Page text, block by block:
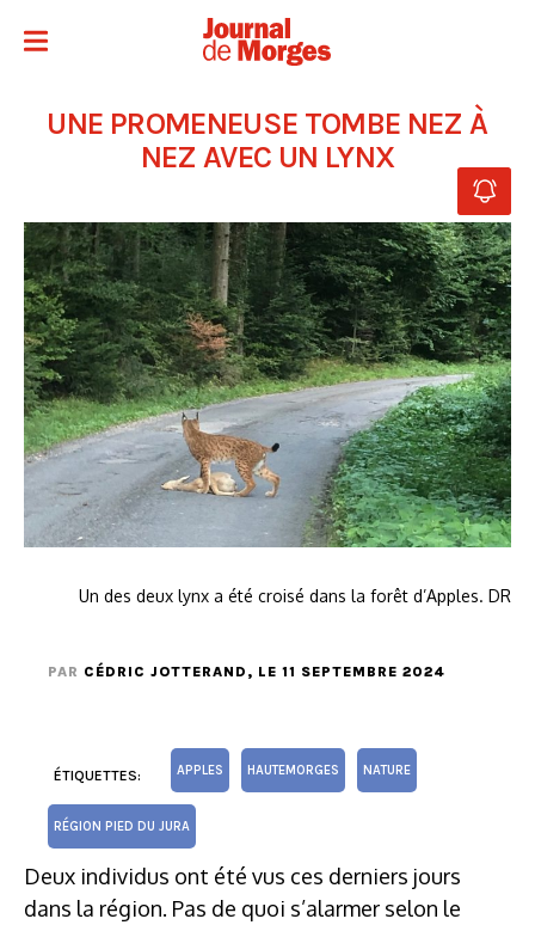
UNE PROMENEUSE TOMBE NEZ À
NEZ AVEC UN LYNX
Un des deux lynx a été croisé dans la forêt d’Apples. DR
PAR CÉDRIC JOTTERAND , LE 11 SEPTEMBRE 2024
ÉTIQUETTES: APPLES HAUTEMORGES NATURE
RÉGION PIED DU JURA
Deux individus ont été vus ces derniers jours
dans la région. Pas de quoi s’alarmer selon le